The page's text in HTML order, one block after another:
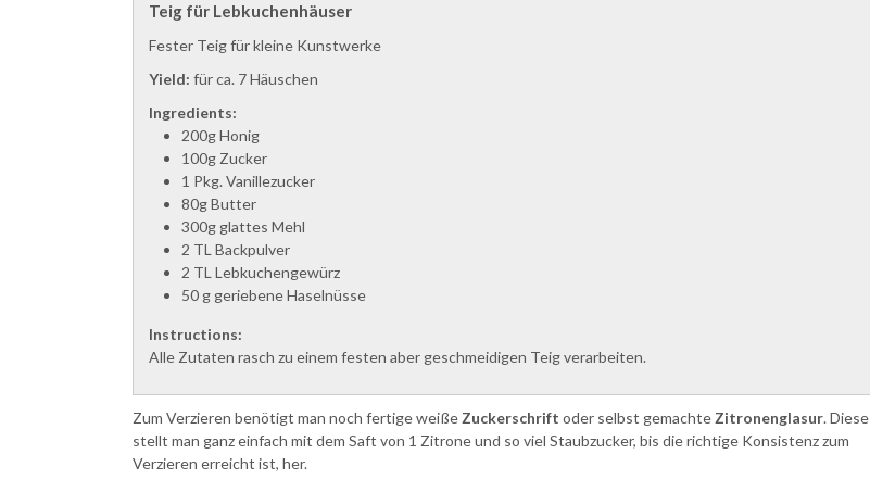
Teig für Lebkuchenhäuser
Fester Teig für kleine Kunstwerke
Yield: für ca. 7 Häuschen
Ingredients:
200g Honig
100g Zucker
1 Pkg. Vanillezucker
80g Butter
300g glattes Mehl
2 TL Backpulver
2 TL Lebkuchengewürz
50 g geriebene Haselnüsse
Instructions:
Alle Zutaten rasch zu einem festen aber geschmeidigen Teig verarbeiten.
Zum Verzieren benötigt man noch fertige weiße Zuckerschrift oder selbst gemachte Zitronenglasur. Diese
stellt man ganz einfach mit dem Saft von 1 Zitrone und so viel Staubzucker, bis die richtige Konsistenz zum
Verzieren erreicht ist, her.